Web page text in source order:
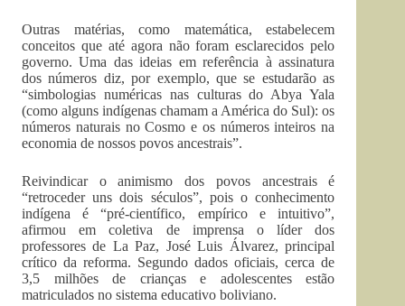
Outras matérias, como matemática, estabelecem
conceitos que até agora não foram esclarecidos pelo
governo. Uma das ideias em referência à assinatura
dos números diz, por exemplo, que se estudarão as
“simbologias numéricas nas culturas do Abya Yala
(como alguns indígenas chamam a América do Sul): os
números naturais no Cosmo e os números inteiros na
economia de nossos povos ancestrais”.
Reivindicar o animismo dos povos ancestrais é
“retroceder uns dois séculos”, pois o conhecimento
indígena é “pré-científico, empírico e intuitivo”,
afirmou em coletiva de imprensa o líder dos
professores de La Paz, José Luis Álvarez, principal
crítico da reforma. Segundo dados oficiais, cerca de
3,5 milhões de crianças e adolescentes estão
matriculados no sistema educativo boliviano.